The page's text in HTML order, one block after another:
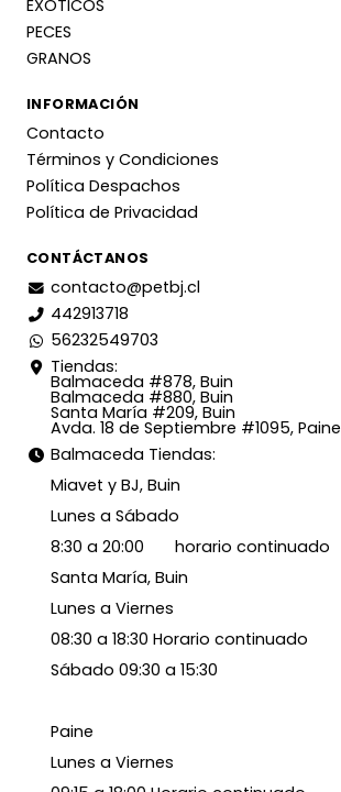
EXOTICOS
PECES
GRANOS
INFORMACIÓN
Contacto
Términos y Condiciones
Política Despachos
Política de Privacidad
CONTÁCTANOS
contacto@petbj.cl
442913718
56232549703
Tiendas:
Balmaceda #878, Buin
Balmaceda #880, Buin
Santa María #209, Buin
Avda. 18 de Septiembre #1095, Paine
Balmaceda Tiendas:
Miavet y BJ, Buin
Lunes a Sábado
8:30 a 20:00 horario continuado
Santa María, Buin
Lunes a Viernes
08:30 a 18:30 Horario continuado
Sábado 09:30 a 15:30
Paine
Lunes a Viernes